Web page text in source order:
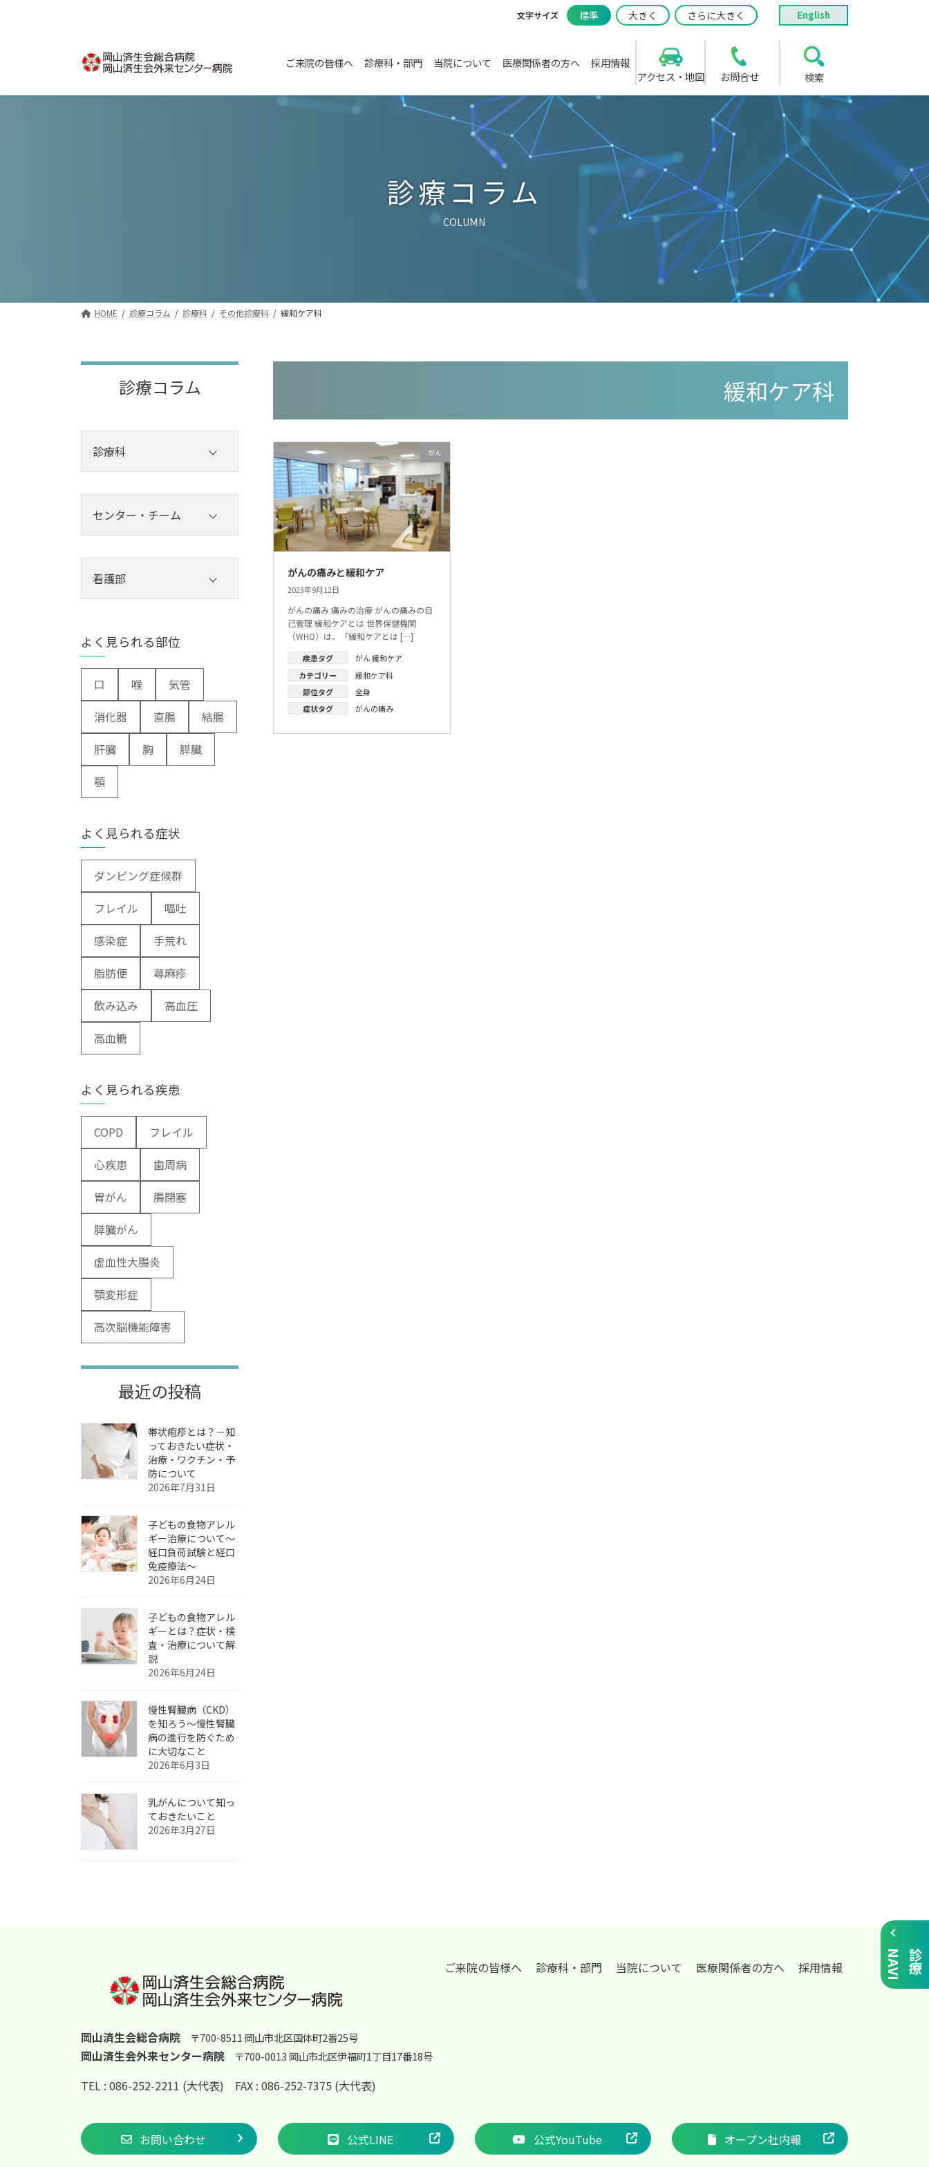
文字サイズ 標準 大きく さらに大きく English
検索
ご来院の皆様へ 診療科・部門 当院について 医療関係者の方へ
採用情報
アクセス・地図
お問合せ
診
療
N
A
V
I
診療コラム
COLUMN
HOME 診療コラム 診療科 その他診療科 緩和ケア科
緩和ケア科
がん
がんの痛みと緩和ケア
2023年9月12日
がんの痛み 痛みの治療 がんの痛みの自
己管理 緩和ケアとは 世界保健機関
（WHO）は、「緩和ケアとは […]
疾患タグ がん緩和ケア
カテゴリー
緩和ケア科
部位タグ
全身
症状タグ
がんの痛み
診療コラム
診療科
外科
小児科
形成・美容外科
脳神経外科
皮膚科
泌尿器科
産婦人科
放射線科
麻酔科
リハビリテーション科
救急科
緩和ケア科
病理診断科
センター・チーム
チーム
看護部
よく見られる部位
口 喉
気管
消化器
直腸
結腸
肝臓
胸
膵臓
顎
よく見られる症状
ダンピング症候群
フレイル
嘔吐
感染症
手荒れ
脂肪便
蕁麻疹
飲み込み
高血圧
高血糖
よく見られる疾患
COPD
フレイル
心疾患
歯周病
胃がん
腸閉塞
膵臓がん
虚血性大腸炎
顎変形症
高次脳機能障害
最近の投稿
帯状疱疹とは？－知
っておきたい症状・
治療・ワクチン・予
防について
2026年7月31日
子どもの食物アレル
ギー治療について～
経口負荷試験と経口
免疫療法～
2026年6月24日
子どもの食物アレル
ギーとは？症状・検
査・治療について解
説
2026年6月24日
慢性腎臓病（CKD）
を知ろう～慢性腎臓
病の進行を防ぐため
に大切なこと
2026年6月3日
乳がんについて知っ
ておきたいこと
2026年3月27日
岡山済生会総合病院 〒700-8511 岡山市北区国体町2番25号
岡山済生会外来センター病院 〒700-0013 岡山市北区伊福町1丁目17番18号
TEL : 086-252-2211 (大代表) FAX : 086-252-7375 (大代表)
ご来院の皆様へ 診療科・部門 当院について 医療関係者の方へ 採用情報
お問い合わせ 公式LINE 公式YouTube オープン社内報